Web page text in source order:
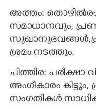
അത്തം:
സമാധാനവും,
ശ്രമം നടത്തും.
ചിത്തിര: പരീക്ഷാ
അംഗീകാരം
സംഗതികൾ